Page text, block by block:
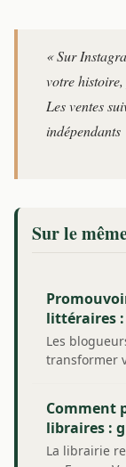
« Sur
votre histoire,
Les ventes
indépendants
Sur le
littéraires
Les
transformer
Comment
libraires :
La librairie